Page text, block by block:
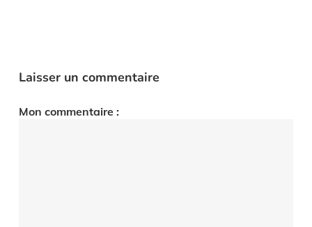
Laisser un commentaire
Mon commentaire :